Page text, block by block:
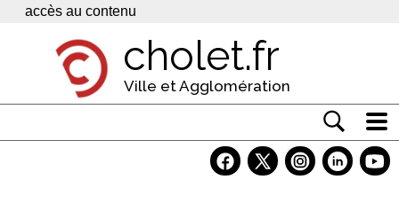
Panneau de gestion des cookies
accès au contenu
cholet.fr
Ville et Agglomération